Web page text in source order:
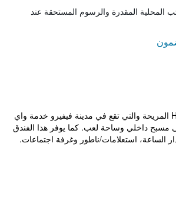
المحلية المقدرة والرسوم المستحقة عند
توفر Hotel Ego Viveiro المريحة والتي تقع في مدينة فيفيرو خدمة واي
مسبح داخلي وساحة لعب. كما يوفر هذا الفندق
الساعة، استعلامات/ناطور وغرفة اجتماعات.